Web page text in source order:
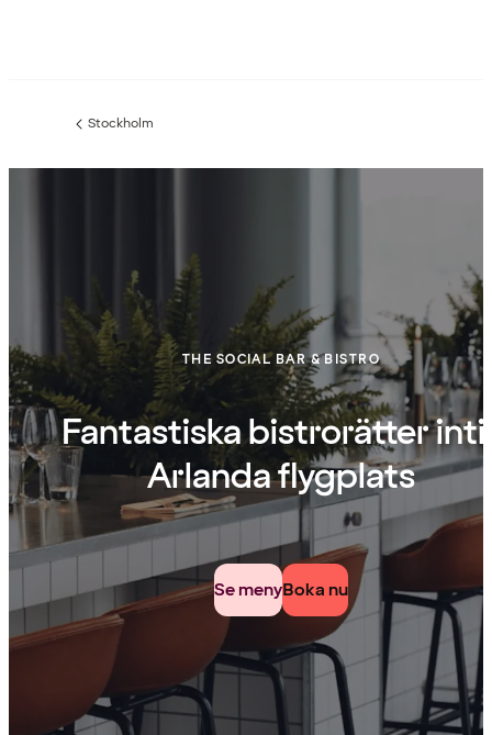
Föregående
Stockholm
THE SOCIAL BAR & BISTRO
Fantastiska bistrorätter
Arlanda flygplats
Se menyBoka nu